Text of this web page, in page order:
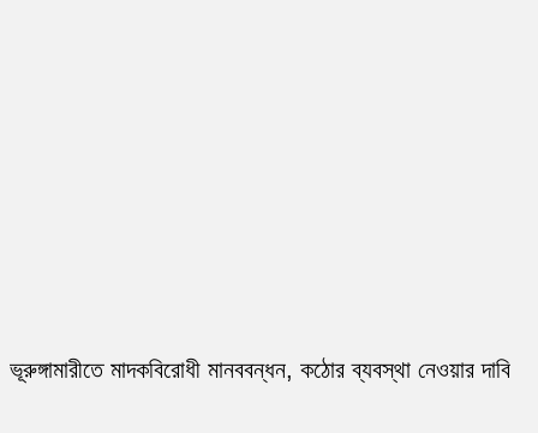
ভূরুঙ্গামারীতে মাদকবিরোধী মানববন্ধন, কঠোর ব্যবস্থা নেওয়ার দাবি